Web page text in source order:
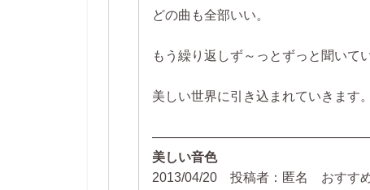
どの曲も全部いい。
もう繰り返しず～っとずっと聞いて
美しい世界に引き込まれていきます。
美しい音色
2013/04/20 投稿者：匿名 おす